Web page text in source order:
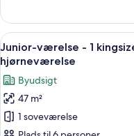
værelse
1
kingsize-
seng
Indlæs
alle
billeder
af
Junior-
værelse
9
Junior-værelse - 1
hjørneværelse
Byudsigt
47 m²
1 soveværelse